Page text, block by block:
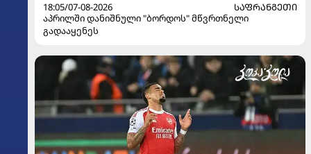
18:05/07-08-2026
ᲡᲐᲤᲠᲐᲜᲒᲔᲗᲘ
აპრილში დანიშნული "ბორდოს" მწვრთნელი
გადააყენეს